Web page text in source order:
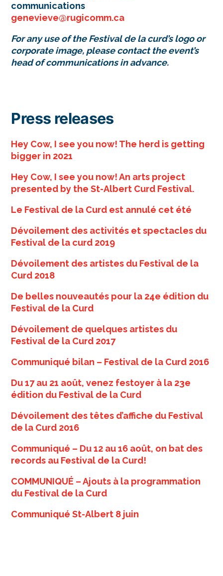
communications
genevieve@rugicomm.ca
For any use of the Festival de la curd’s logo or
corporate image, please contact the event’s
head of communications in advance.
Press releases
Hey Cow, I see you now! The herd is getting
bigger in 2021
Hey Cow, I see you now! An arts project
presented by the St-Albert Curd Festival.
Le Festival de la Curd est annulé cet été
Dévoilement des activités et spectacles du
Festival de la curd 2019
Dévoilement des artistes du Festival de la
Curd 2018
De belles nouveautés pour la 24e édition du
Festival de la Curd
Dévoilement de quelques artistes du
Festival de la Curd 2017
Communiqué bilan – Festival de la Curd 2016
Du 17 au 21 août, venez festoyer à la 23e
édition du Festival de la Curd
Dévoilement des têtes d’affiche du Festival
de la Curd 2016
Communiqué – Du 12 au 16 août, on bat des
records au Festival de la Curd!
COMMUNIQUÉ – Ajouts à la programmation
du Festival de la Curd
Communiqué St-Albert 8 juin